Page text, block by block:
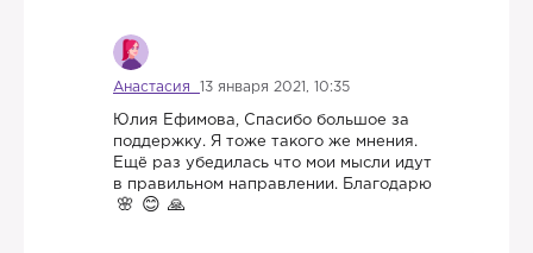
Анастасия 13 января 2021, 10:35
Юлия Ефимова, Спасибо большое за
поддержку. Я тоже такого же мнения.
Ещё раз убедилась что мои мысли идут
в правильном направлении. Благодарю